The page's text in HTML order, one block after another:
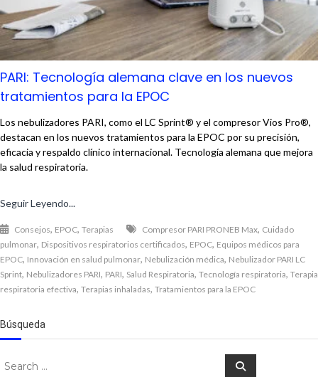
PARI: Tecnología alemana clave en los nuevos
tratamientos para la EPOC
Los nebulizadores PARI, como el LC Sprint® y el compresor Vios Pro®,
destacan en los nuevos tratamientos para la EPOC por su precisión,
eficacia y respaldo clínico internacional. Tecnología alemana que mejora
la salud respiratoria.
Seguir Leyendo...
Consejos, EPOC, Terapias Compresor PARI PRONEB Max, Cuidado
pulmonar, Dispositivos respiratorios certificados, EPOC, Equipos médicos para
EPOC, Innovación en salud pulmonar, Nebulización médica, Nebulizador PARI LC
Sprint, Nebulizadores PARI, PARI, Salud Respiratoria, Tecnología respiratoria, Terapia
respiratoria efectiva, Terapias inhaladas, Tratamientos para la EPOC
Búsqueda
Search
Search